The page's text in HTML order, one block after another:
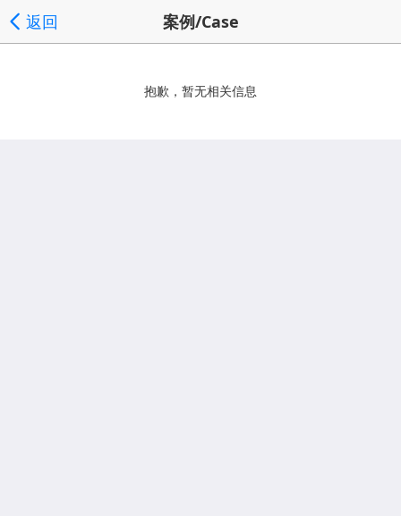
返回 案例/Case
抱歉，暂无相关信息